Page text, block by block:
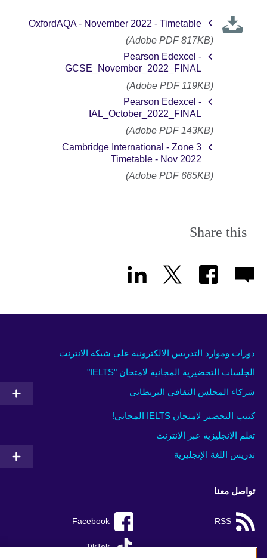
OxfordAQA - November 2022 - Timetable
(Adobe PDF 817KB)
Pearson Edexcel -
GCSE_November_2022_FINAL
(Adobe PDF 119KB)
Pearson Edexcel -
IAL_October_2022_FINAL
(Adobe PDF 143KB)
Cambridge International - Zone 3
Timetable - Nov 2022
(Adobe PDF 665KB)
Share this
دورات وموارد التدريس الالكترونية على شبكة الانترنت
الجلسات التحضيرية المجانية لامتحان "IELTS"
شركاء المجلس الثقافي البريطاني
كتيب التحضير لامتحان IELTS المجاني!
تعلم الانجليزية عبر الانترنت
تدريس اللغة الإنجليزية
تواصل معنا
Facebook RSS
TikTok